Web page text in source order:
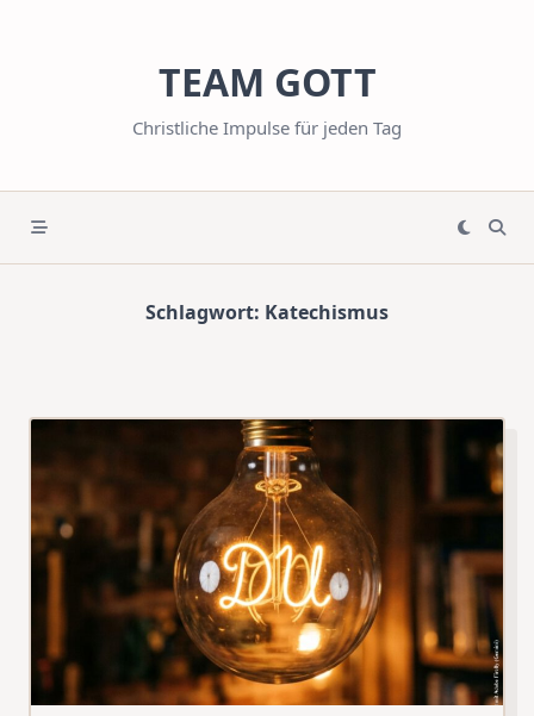
TEAM GOTT
Christliche Impulse für jeden Tag
Schlagwort: Katechismus